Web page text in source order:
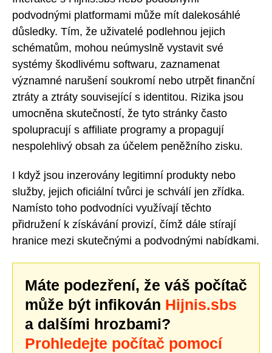
podvodnými platformami může mít dalekosáhlé
důsledky. Tím, že uživatelé podlehnou jejich
schématům, mohou neúmyslně vystavit své
systémy škodlivému softwaru, zaznamenat
významné narušení soukromí nebo utrpět finanční
ztráty a ztráty související s identitou. Rizika jsou
umocněna skutečností, že tyto stránky často
spolupracují s affiliate programy a propagují
nespolehlivý obsah za účelem peněžního zisku.
I když jsou inzerovány legitimní produkty nebo
služby, jejich oficiální tvůrci je schválí jen zřídka.
Namísto toho podvodníci využívají těchto
přidružení k získávání provizí, čímž dále stírají
hranice mezi skutečnými a podvodnými nabídkami.
Máte podezření, že váš počítač
může být infikován Hijnis.sbs
a dalšími hrozbami?
Prohledejte počítač pomocí